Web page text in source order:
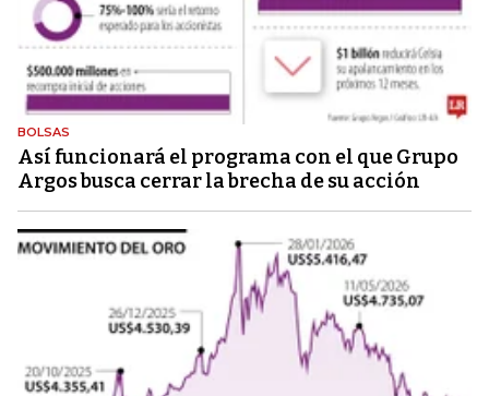
BOLSAS
Así funcionará el programa con el que Grupo
Argos busca cerrar la brecha de su acción